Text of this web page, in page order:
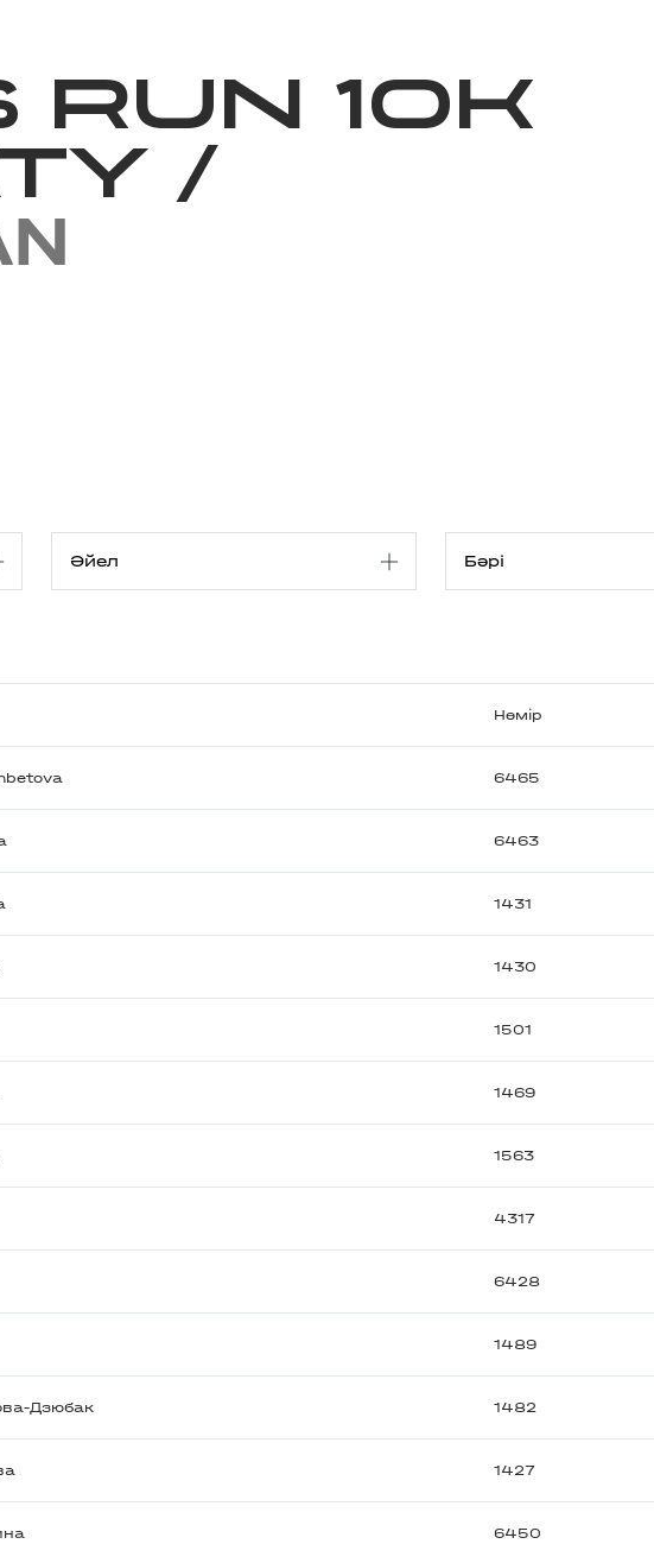
RUN 10K
/
Нөмір
6465
6463
1431
1430
1501
1469
1563
4317
6428
1489
Дзюбак 1482
1427
6450